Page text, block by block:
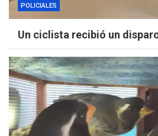
POLICIALES
Un ciclista recibió un